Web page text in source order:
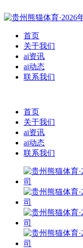
首页
关于我们
ai资讯
ai动态
联系我们
首页
关于我们
ai资讯
ai动态
联系我们